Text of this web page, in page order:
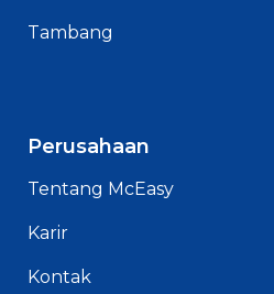
Tambang
Perusahaan
Tentang McEasy
Karir
Kontak